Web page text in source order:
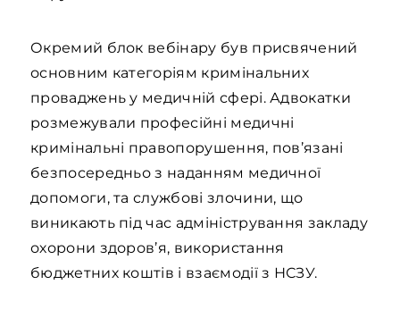
Окремий блок вебінару був присвячений
основним категоріям кримінальних
проваджень у медичній сфері. Адвокатки
розмежували професійні медичні
кримінальні правопорушення, пов’язані
безпосередньо з наданням медичної
допомоги, та службові злочини, що
виникають під час адміністрування закладу
охорони здоров’я, використання
бюджетних коштів і взаємодії з НСЗУ.